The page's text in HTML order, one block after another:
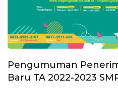
Pengumuman
Baru TA 2022-2023